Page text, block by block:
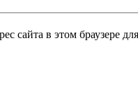
сайта в этом браузере